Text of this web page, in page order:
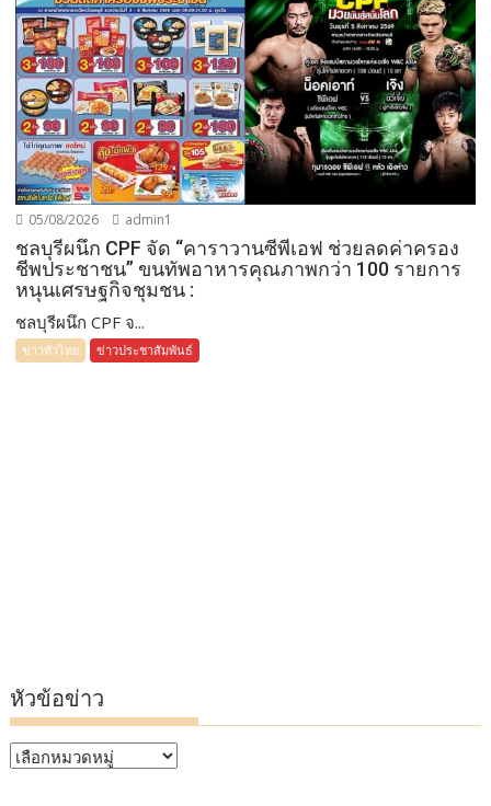
05/08/2026 admin1
ชลบุรีผนึก CPF จัด “คาราวานซีพีเอฟ ช่วยลดค่าครอง
ชีพประชาชน” ขนทัพอาหารคุณภาพกว่า 100 รายการ
หนุนเศรษฐกิจชุมชน :
ชลบุรีผนึก CPF จ...
ข่าวทั่วไทย ข่าวประชาสัมพันธ์
หัวข้อข่าว
หัวข้อ